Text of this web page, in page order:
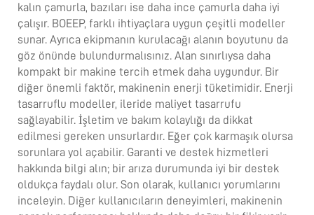
kalın çamurla, bazıları ise daha ince çamurla daha iyi
çalışır. BOEEP, farklı ihtiyaçlara uygun çeşitli modeller
sunar. Ayrıca ekipmanın kurulacağı alanın boyutunu da
göz önünde bulundurmalısınız. Alan sınırlıysa daha
kompakt bir makine tercih etmek daha uygundur. Bir
diğer önemli faktör, makinenin enerji tüketimidir. Enerji
tasarruflu modeller, ileride maliyet tasarrufu
sağlayabilir. İşletim ve bakım kolaylığı da dikkat
edilmesi gereken unsurlardır. Eğer çok karmaşık olursa
sorunlara yol açabilir. Garanti ve destek hizmetleri
hakkında bilgi alın; bir arıza durumunda iyi bir destek
oldukça faydalı olur. Son olarak, kullanıcı yorumlarını
inceleyin. Diğer kullanıcıların deneyimleri, makinenin